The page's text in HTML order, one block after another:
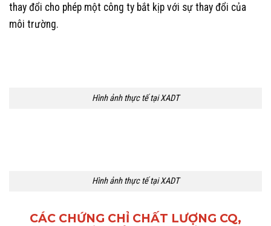
thay đổi cho phép một công ty bắt kịp với sự thay đổi của
môi trường.
Hình ảnh thực tế tại XADT
Hình ảnh thực tế tại XADT
CÁC CHỨNG CHỈ CHẤT LƯỢNG CQ,